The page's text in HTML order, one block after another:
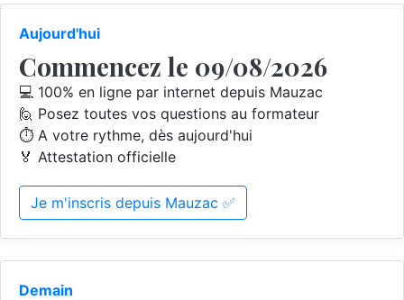
Aujourd'hui
Commencez le 09/08/2026
💻 100% en ligne par internet depuis Mauzac
🙋 Posez toutes vos questions au formateur
⏱️ A votre rythme, dès aujourd'hui
🏅 Attestation officielle
Je m'inscris depuis Mauzac ✅
Demain